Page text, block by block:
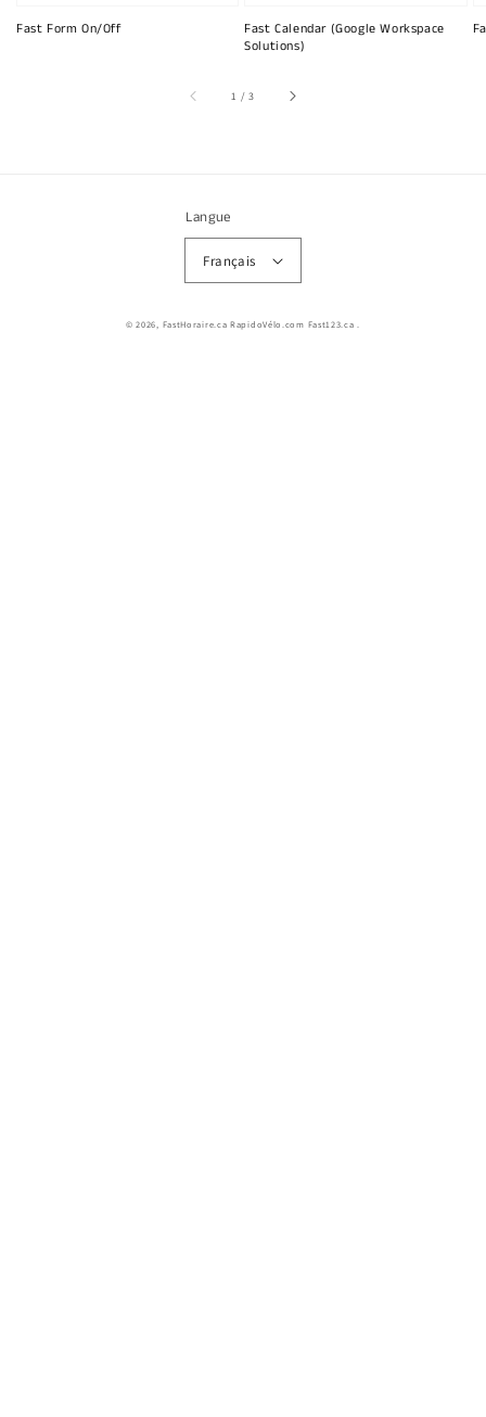
Fast Form On/Off
Fast Calendar (Google Workspace
Solutions)
1 /sur
3
Langue
Français
© 2026, FastHoraire.ca RapidoVélo.com Fast123.ca .